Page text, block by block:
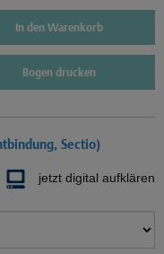
In den Warenkorb
Bogen drucken
Sectio)
jetzt digital aufklären